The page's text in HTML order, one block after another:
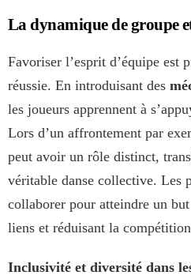
La dynamique de groupe
Favoriser l’esprit d’équipe est
réussie. En introduisant des
les joueurs apprennent à
Lors d’un affrontement par
peut avoir un rôle distinct,
véritable danse collective. Les
collaborer pour atteindre un
liens et réduisant la
Inclusivité et diversité dans